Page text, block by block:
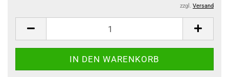
zzgl. Versand